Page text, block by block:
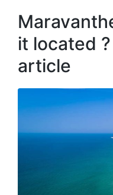
it located
article